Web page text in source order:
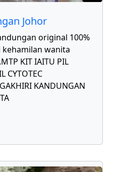
Johor
original 100%
wanita
KIT IAITU PIL
CYTOTEC
KANDUNGAN